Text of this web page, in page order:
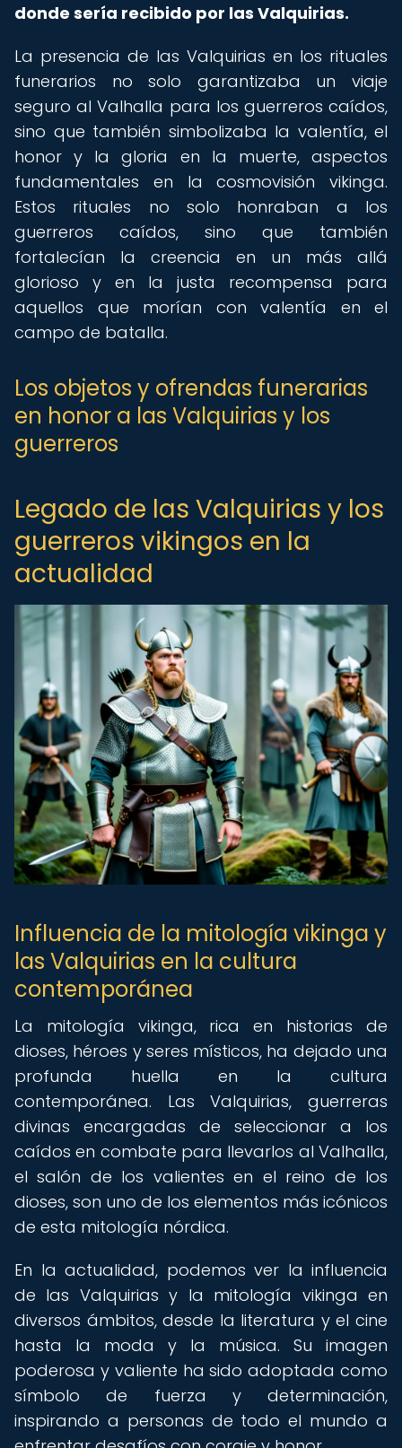
donde sería recibido por las Valquirias.
La presencia de las Valquirias en los rituales
funerarios no solo garantizaba un viaje
seguro al Valhalla para los guerreros caídos,
sino que también simbolizaba la valentía, el
honor y la gloria en la muerte, aspectos
fundamentales en la cosmovisión vikinga.
Estos rituales no solo honraban a los
guerreros caídos, sino que también
fortalecían la creencia en un más allá
glorioso y en la justa recompensa para
aquellos que morían con valentía en el
campo de batalla.
Los objetos y ofrendas funerarias
en honor a las Valquirias y los
guerreros
Legado de las Valquirias y los
guerreros vikingos en la
actualidad
Influencia de la mitología vikinga y
las Valquirias en la cultura
contemporánea
La mitología vikinga, rica en historias de
dioses, héroes y seres místicos, ha dejado una
profunda huella en la cultura
contemporánea. Las Valquirias, guerreras
divinas encargadas de seleccionar a los
caídos en combate para llevarlos al Valhalla,
el salón de los valientes en el reino de los
dioses, son uno de los elementos más icónicos
de esta mitología nórdica.
En la actualidad, podemos ver la influencia
de las Valquirias y la mitología vikinga en
diversos ámbitos, desde la literatura y el cine
hasta la moda y la música. Su imagen
poderosa y valiente ha sido adoptada como
símbolo de fuerza y determinación,
inspirando a personas de todo el mundo a